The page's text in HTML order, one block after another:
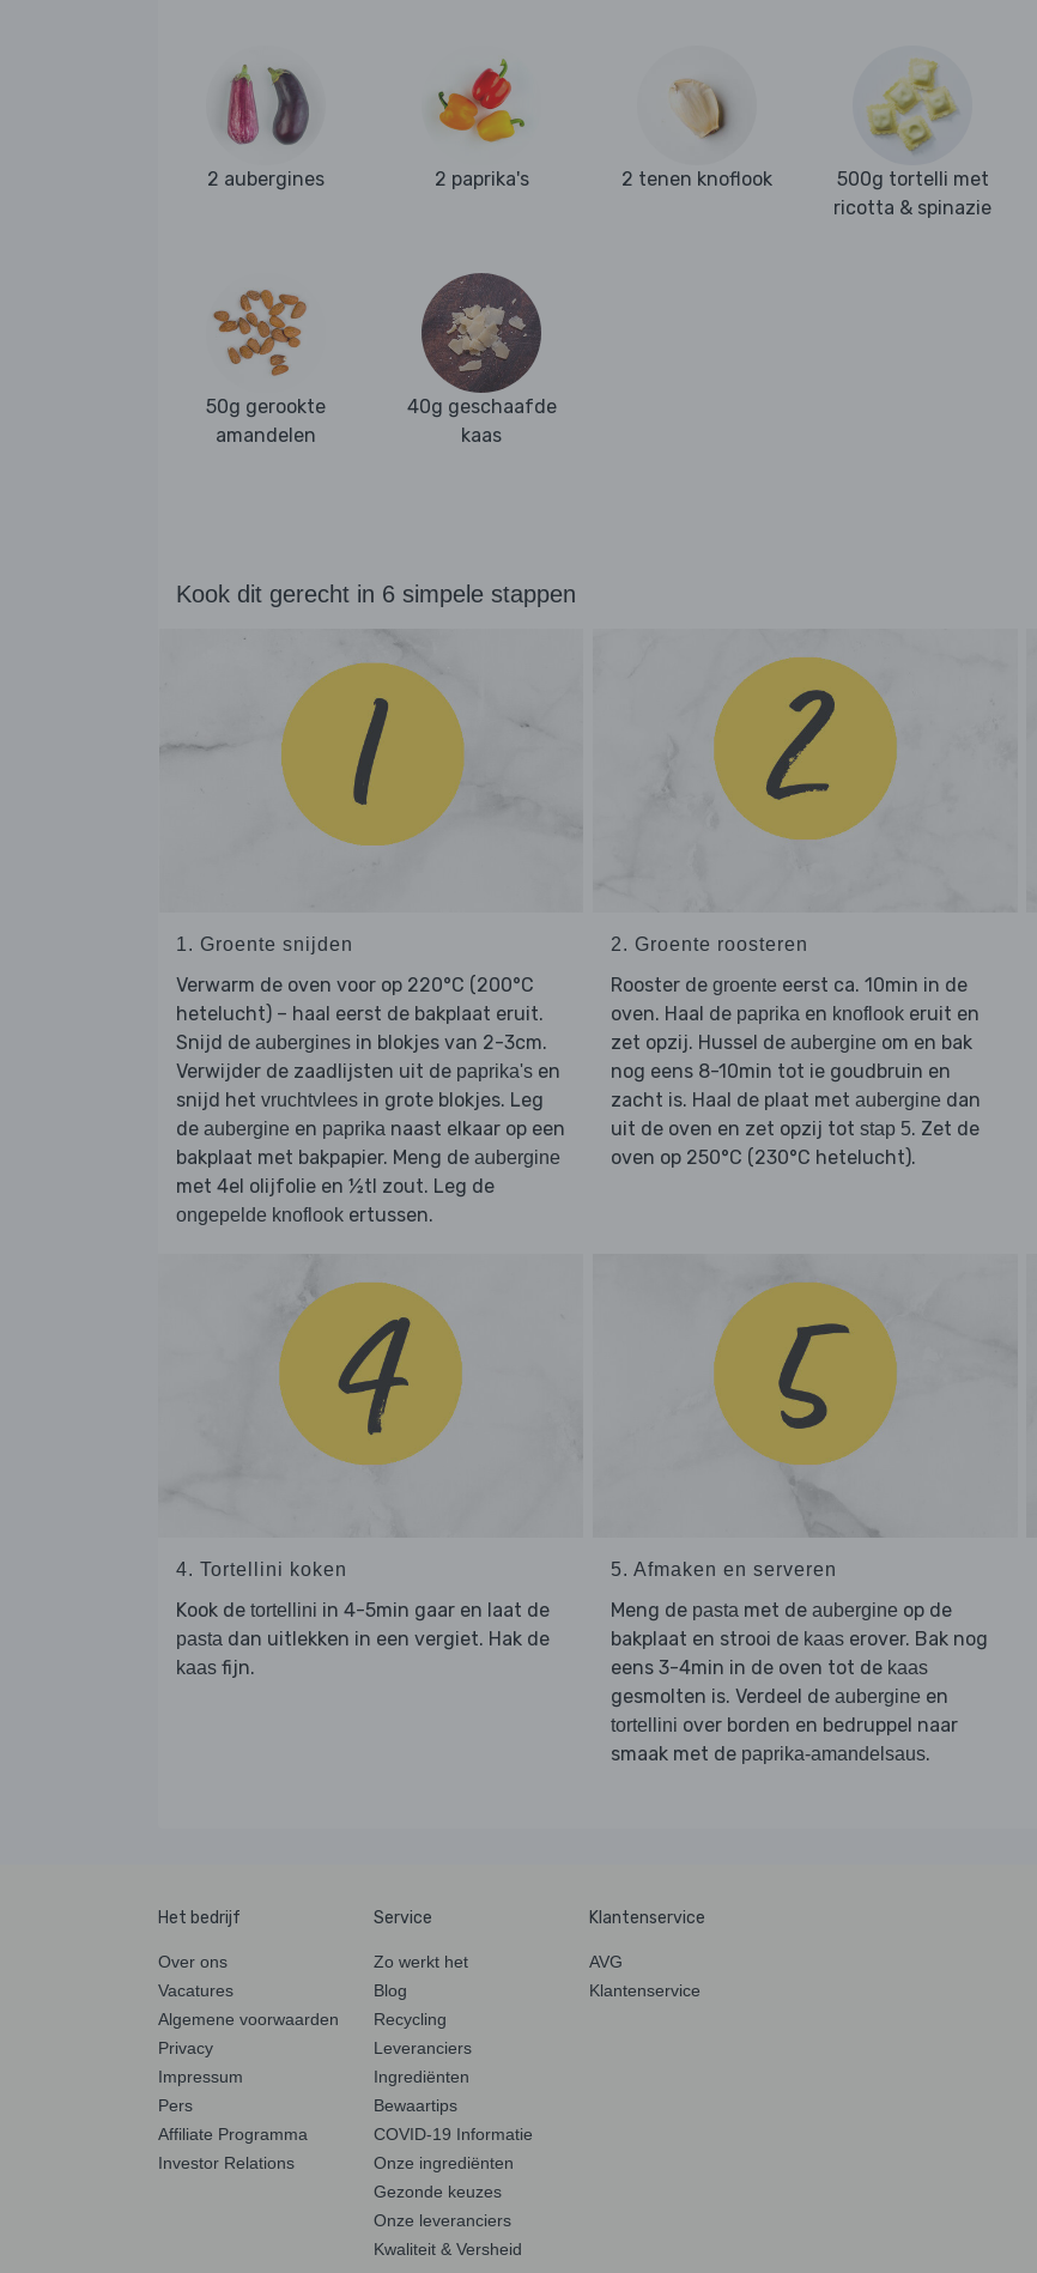
2 aubergines 2 paprika's 2 tenen knoflook
500g tortelli met
ricotta & spinazie
50g gerookte
amandelen
40g geschaafde
kaas
Kook dit gerecht in 6 simpele stappen
1. Groente snijden
Verwarm de oven voor op 220°C (200°C
hetelucht) – haal eerst de bakplaat eruit.
Snijd de aubergines in blokjes van 2-3cm.
Verwijder de zaadlijsten uit de paprika's en
snijd het vruchtvlees in grote blokjes. Leg
de aubergine en paprika naast elkaar op een
bakplaat met bakpapier. Meng de aubergine
met 4el olijfolie en ½tl zout. Leg de
ongepelde knoflook ertussen.
2. Groente roosteren
Rooster de groente eerst ca. 10min in de
oven. Haal de paprikaen knoflookeruit en
zet opzij. Hussel de aubergine om en bak
nog eens 8-10min tot ie goudbruin en
zacht is. Haal de plaat met aubergine dan
uit de oven en zet opzij tot stap 5. Zet de
oven op 250°C (230°C hetelucht).
4. Tortellini koken
Kook de tortellini in 4-5min gaar en laat de
pasta dan uitlekken in een vergiet. Hak de
kaas fijn.
5. Afmaken en serveren
Meng de pasta met de aubergine op de
bakplaat en strooi de kaaserover. Bak nog
eens 3-4min in de oven tot de kaas
gesmolten is. Verdeel de aubergine en
tortellini over borden en bedruppel naar
smaak met de paprika-amandelsaus.
Het bedrijf
Over ons
Vacatures
Algemene voorwaarden
Privacy
Impressum
Pers
Affiliate Programma
Investor Relations
Service
Zo werkt het
Blog
Recycling
Leveranciers
Ingrediënten
Bewaartips
COVID-19 Informatie
Onze ingrediënten
Gezonde keuzes
Onze leveranciers
Kwaliteit & Versheid
Klantenservice
AVG
Klantenservice